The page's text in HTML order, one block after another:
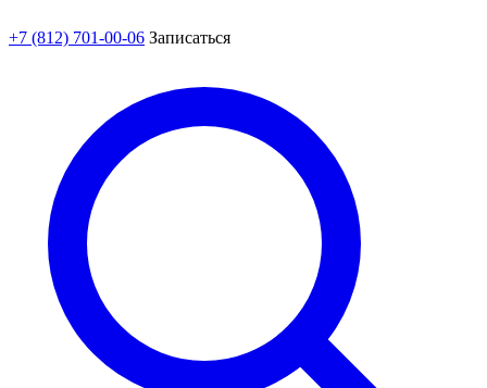
+7 (812) 701-00-06 Записаться